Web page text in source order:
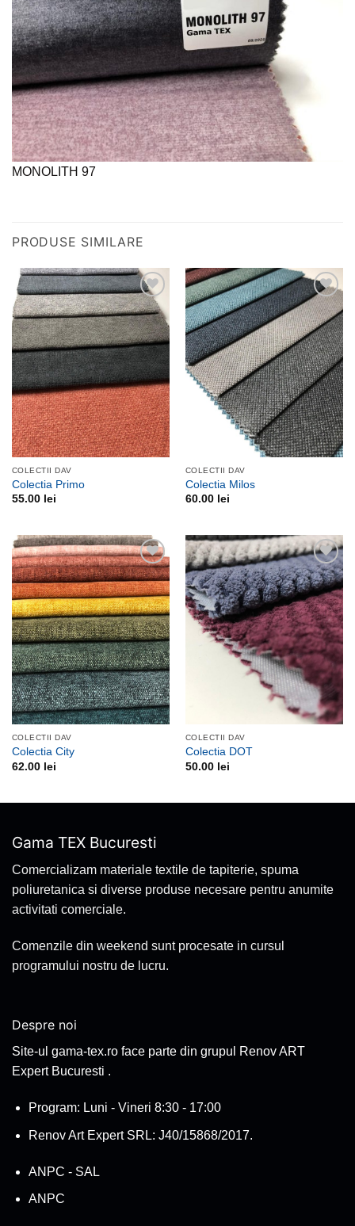
MONOLITH 97
PRODUSE SIMILARE
Adauga
la
favorite
COLECTII DAV
Colectia Primo
55.00 lei
Adauga
la
favorite
COLECTII DAV
Colectia Milos
60.00 lei
Adauga
la
favorite
COLECTII DAV
Colectia City
62.00 lei
Adauga
la
favorite
COLECTII DAV
Colectia DOT
50.00 lei
Gama TEX Bucuresti
Comercializam materiale textile de tapiterie, spuma
poliuretanica si diverse produse necesare pentru anumite
activitati comerciale.
Comenzile din weekend sunt procesate in cursul
programului nostru de lucru.
Despre noi
Site-ul gama-tex.ro face parte din grupul Renov ART
Expert Bucuresti .
Program: Luni - Vineri 8:30 - 17:00
Renov Art Expert SRL: J40/15868/2017.
ANPC - SAL
ANPC